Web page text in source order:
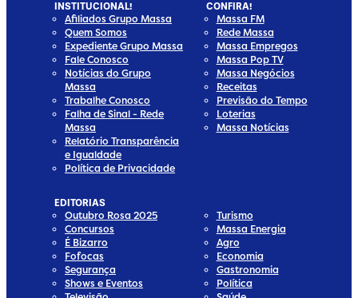
INSTITUCIONAL!
Afiliados Grupo Massa
Quem Somos
Expediente Grupo Massa
Fale Conosco
Notícias do Grupo
Massa
Trabalhe Conosco
Falha de Sinal - Rede
Massa
Relatório Transparência
e Igualdade
Política de Privacidade
CONFIRA!
Massa FM
Rede Massa
Massa Empregos
Massa Pop TV
Massa Negócios
Receitas
Previsão do Tempo
Loterias
Massa Notícias
EDITORIAS
Outubro Rosa 2025
Concursos
É Bizarro
Fofocas
Segurança
Shows e Eventos
Turismo
Massa Energia
Agro
Economia
Gastronomia
Política